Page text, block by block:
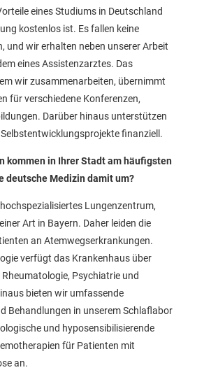
eines Studiums in Deutschland
kostenlos ist. Es fallen keine
und wir erhalten neben unserer Arbeit
eines Assistenzarztes. Das
wir zusammenarbeiten, übernimmt
für verschiedene Konferenzen,
Darüber hinaus unterstützen
finanziell.
kommen in Ihrer Stadt am häufigsten
deutsche Medizin damit um?
Lungenzentrum,
Art in Bayern. Daher leiden die
an Atemwegserkrankungen.
verfügt das Krankenhaus über
Psychiatrie und
bieten wir umfassende
Behandlungen in unserem Schlaflabor
und hyposensibilisierende
für Patienten mit
an.